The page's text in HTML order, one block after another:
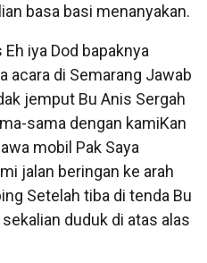
basa basi menanyakan.
iya Dod bapaknya
acara di Semarang Jawab
jemput Bu Anis Sergah
sama dengan kamiKan
mobil Pak Saya
jalan beringan ke arah
Setelah tiba di tenda Bu
duduk di atas alas